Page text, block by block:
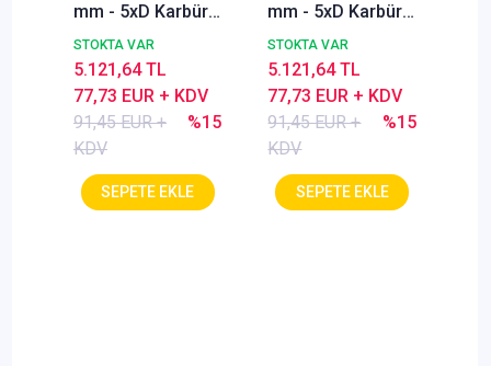
mm - 5xD Karbür
Matkap ucu,
BlueCut, 140°,
Genal amaçlı
STOKTA VAR
91,45 EUR +
KDV
%15
77,73 EUR + KDV
5.121,64 TL
mm - 5xD Karbür
Matkap ucu,
BlueCut, 140°,
Genal amaçlı
STOKTA VAR
91,45 EUR +
KDV
%15
77,73 EUR + KDV
5.121,64 TL